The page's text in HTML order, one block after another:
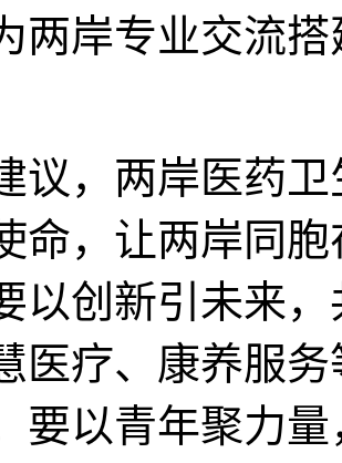
两岸专业交流
，两岸医药卫
命，让两岸同
以创新引未来
医疗、康养服
要以青年聚力